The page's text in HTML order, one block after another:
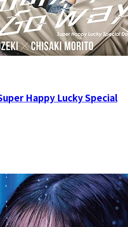
Happy Lucky Special